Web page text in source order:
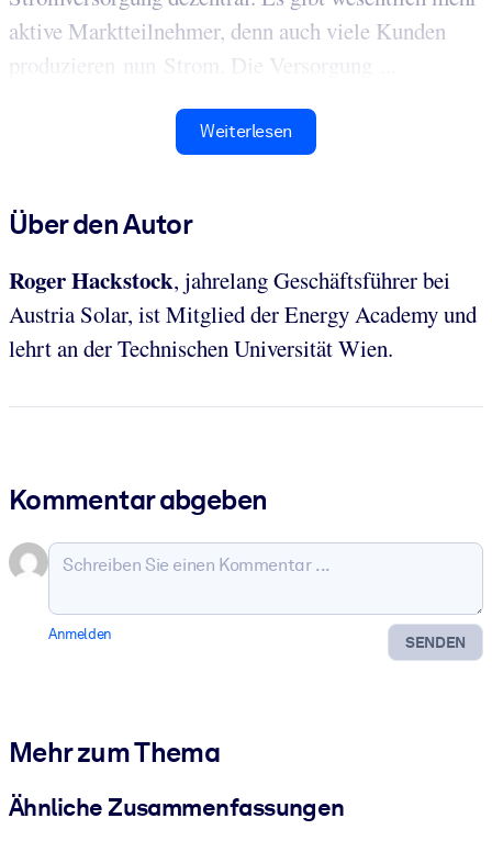
aktive Marktteilnehmer, denn auch viele Kunden
produzieren nun Strom. Die Versorgung ...
Weiterlesen
Über den Autor
Roger Hackstock, jahrelang Geschäftsführer bei
Austria Solar, ist Mitglied der Energy Academy und
lehrt an der Technischen Universität Wien.
Kommentar abgeben
SENDEN
Anmelden
Mehr zum Thema
Ähnliche Zusammenfassungen